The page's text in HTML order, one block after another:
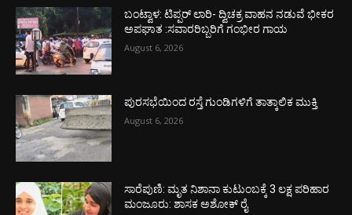
ಬಂಟ್ವಾಳ: ಟಿಪ್ಪರ್ ಲಾರಿ- ದ್ವಿಚಕ್ರ ವಾಹನ ನಡುವೆ ಭೀಕರ
ಅಪಘಾತ :ಸವಾರರಿಬ್ಬರಿಗೆ ಗಂಭೀರ ಗಾಯ
August 6, 2026
ಪುರಸಭೆಯಿಂದ ರಸ್ತೆ ಗುಂಡಿಗಳಿಗೆ ತಾತ್ಕಾಲಿಕ ಮುಕ್ತಿ
August 6, 2026
ಸಾರೆಪುಣಿ: ಮೃತ ನಿಶಾನಾ ಕುಟುಂಬಕ್ಕೆ 3 ಲಕ್ಷ ಪರಿಹಾರ
ಮಂಜೂರು: ಶಾಸಕ ಅಶೋಕ್ ರೈ